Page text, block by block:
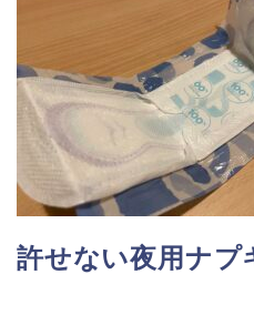
許せない夜用ナプ